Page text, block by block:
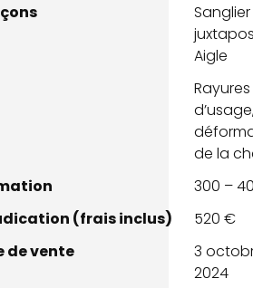
Sanglier
Aigle
Rayures
de la
300 –
(frais inclus)
520 €
de vente
3
2024